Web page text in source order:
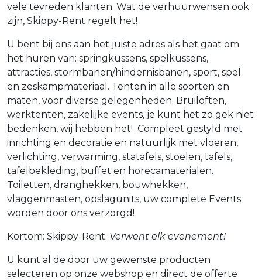
vele tevreden klanten. Wat de verhuurwensen ook
zijn, Skippy-Rent regelt het!
U bent bij ons aan het juiste adres als het gaat om
het huren van: springkussens, spelkussens,
attracties, stormbanen/hindernisbanen, sport, spel
en zeskampmateriaal. Tenten in alle soorten en
maten, voor diverse gelegenheden. Bruiloften,
werktenten, zakelijke events, je kunt het zo gek niet
bedenken, wij hebben het! Compleet gestyld met
inrichting en decoratie en natuurlijk met vloeren,
verlichting, verwarming, statafels, stoelen, tafels,
tafelbekleding, buffet en horecamaterialen.
Toiletten, dranghekken, bouwhekken,
vlaggenmasten, opslagunits, uw complete Events
worden door ons verzorgd!
Kortom: Skippy-Rent: Verwent elk evenement!
U kunt al de door uw gewenste producten
selecteren op onze webshop en direct de offerte